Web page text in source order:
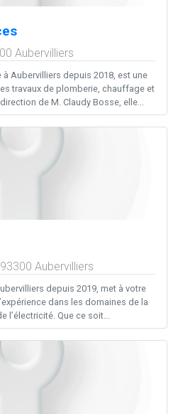
Aubervilliers
Aubervilliers depuis 2018, est une
travaux de plomberie, chauffage et
de M. Claudy Bosse, elle...
93300 Aubervilliers
depuis 2019, met à votre
dans les domaines de la
Que ce soit...